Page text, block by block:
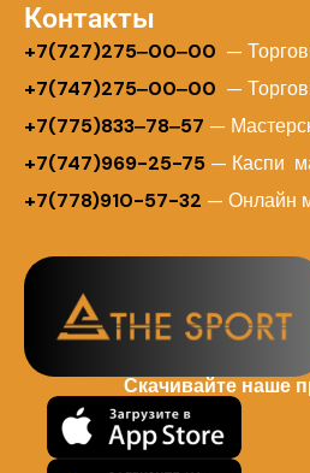
Контакты
+7(727)275‒00‒00 —
+7(747)275‒00‒00 —
+7(775)833‒78‒57 —
+7(747)969-25-75 — Каспи
+7(778)910-57-32 — Онлайн
Скачивайте наше